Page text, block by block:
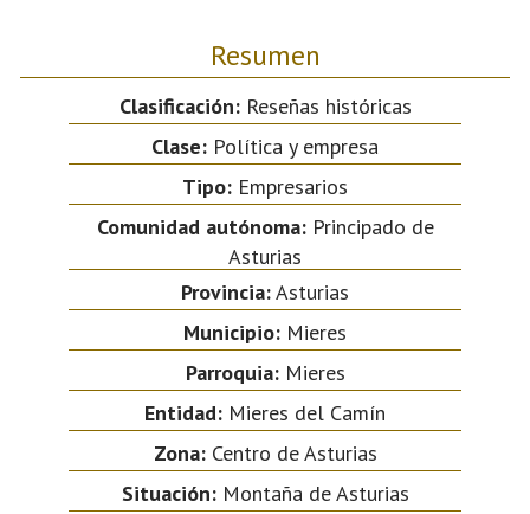
Resumen
Clasificación:Reseñas históricas
Clase: Política y empresa
Tipo: Empresarios
Comunidad autónoma:Principado de
Asturias
Provincia:Asturias
Municipio: Mieres
Parroquia:Mieres
Entidad: Mieres del Camín
Zona:Centro de Asturias
Situación:Montaña de Asturias